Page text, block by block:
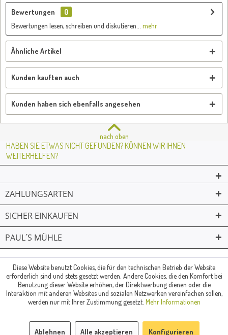
Bewertungen
0
Bewertungen lesen, schreiben und diskutieren...
mehr
Ähnliche Artikel
Kunden kauften auch
Kunden haben sich ebenfalls angesehen
nach oben
HABEN SIE ETWAS NICHT GEFUNDEN? KÖNNEN WIR IHNEN
WEITERHELFEN?
ZAHLUNGSARTEN
SICHER EINKAUFEN
PAUL´S MÜHLE
© Paul's Mühle | Inhaber: Christof Paul e.K. | Westring 2 | 45659
Recklinghausen
Fax: 02361 -28831 | E-Mail: info@pauls-muehle.de
Diese Website benutzt Cookies, die für den technischen Betrieb der Website
erforderlich sind und stets gesetzt werden. Andere Cookies, die den Komfort bei
Benutzung dieser Website erhöhen, der Direktwerbung dienen oder die
Interaktion mit anderen Websites und sozialen Netzwerken vereinfachen sollen,
werden nur mit Ihrer Zustimmung gesetzt. Mehr Informationen
Ablehnen Alle akzeptieren Konfigurieren